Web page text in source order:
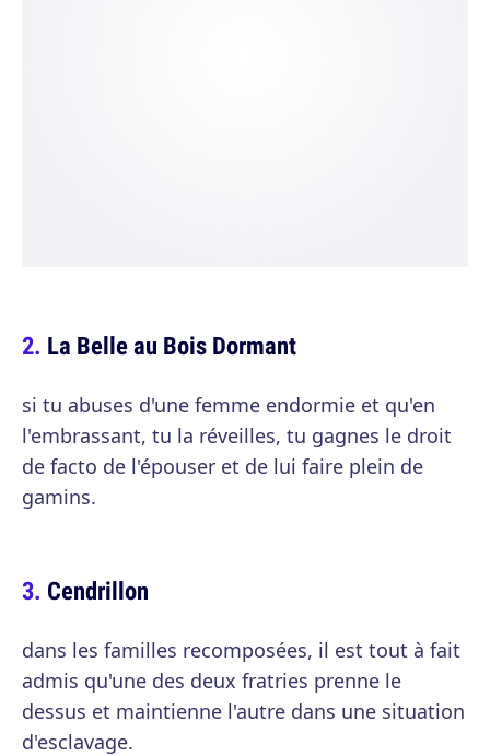
La Belle au Bois Dormant
si tu abuses d'une femme endormie et qu'en
l'embrassant, tu la réveilles, tu gagnes le droit
de facto de l'épouser et de lui faire plein de
gamins.
Cendrillon
dans les familles recomposées, il est tout à fait
admis qu'une des deux fratries prenne le
dessus et maintienne l'autre dans une situation
d'esclavage.